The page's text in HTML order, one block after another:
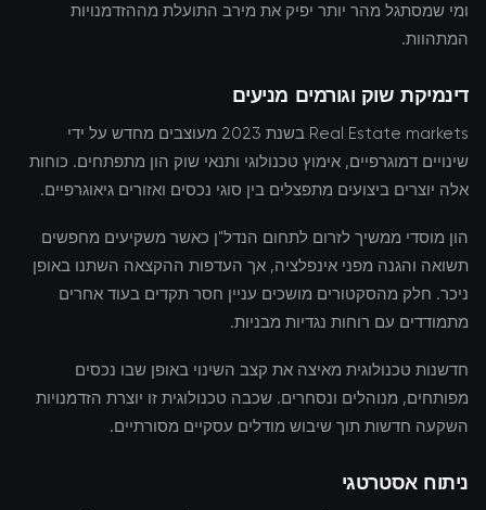
ומי שמסתגל מהר יותר יפיק את מירב התועלת מההזדמנויות
המתהוות.
דינמיקת שוק וגורמים מניעים
Real Estate markets בשנת 2023 מעוצבים מחדש על ידי
שינויים דמוגרפיים, אימוץ טכנולוגי ותנאי שוק הון מתפתחים. כוחות
אלה יוצרים ביצועים מתפצלים בין סוגי נכסים ואזורים גיאוגרפיים.
הון מוסדי ממשיך לזרום לתחום הנדל"ן כאשר משקיעים מחפשים
תשואה והגנה מפני אינפלציה, אך העדפות ההקצאה השתנו באופן
ניכר. חלק מהסקטורים מושכים עניין חסר תקדים בעוד אחרים
מתמודדים עם רוחות נגדיות מבניות.
חדשנות טכנולוגית מאיצה את קצב השינוי באופן שבו נכסים
מפותחים, מנוהלים ונסחרים. שכבה טכנולוגית זו יוצרת הזדמנויות
השקעה חדשות תוך שיבוש מודלים עסקיים מסורתיים.
ניתוח אסטרטגי